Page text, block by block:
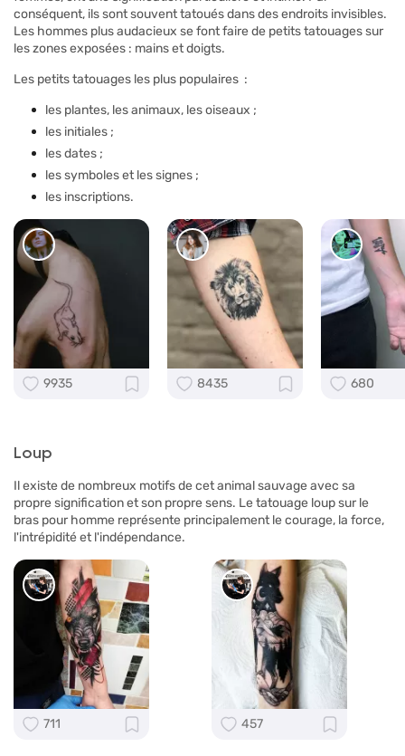
conséquent, ils sont souvent tatoués dans des endroits invisibles.
Les hommes plus audacieux se font faire de petits tatouages sur
les zones exposées : mains et doigts.
Les petits tatouages les plus populaires :
les plantes, les animaux, les oiseaux ;
les initiales ;
les dates ;
les symboles et les signes ;
les inscriptions.
9935 8435 680
Loup
Il existe de nombreux motifs de cet animal sauvage avec sa
propre signification et son propre sens. Le tatouage loup sur le
bras pour homme représente principalement le courage, la force,
l'intrépidité et l'indépendance.
711 457